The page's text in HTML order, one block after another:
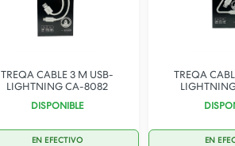
TREQA CABLE 3 M USB-
LIGHTNING CA-8082
DISPONIBLE
EN EFECTIVO
TREQA
EN